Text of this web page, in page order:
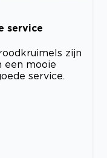
service
zijn
een mooie
service.